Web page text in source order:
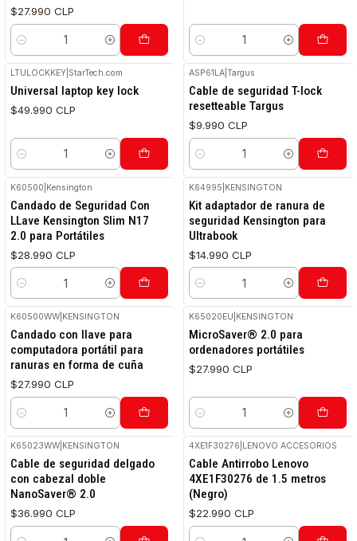
$27.990 CLP
Cantidad Cantidad
LTULOCKKEY StarTech.com
Universal laptop key lock
$49.990 CLP
Cantidad
ASP61LA |Targus
Cable de seguridad T-lock
resetteable Targus
$9.990 CLP
Cantidad
K60500 Kensington
Candado de Seguridad Con
LLave Kensington Slim N17
2.0 para Portátiles
$28.990 CLP
Cantidad
K64995 KENSINGTON
Kit adaptador de ranura de
seguridad Kensington para
Ultrabook
$14.990 CLP
Cantidad
K60500WW KENSINGTON
Candado con llave para
computadora portátil para
ranuras en forma de cuña
$27.990 CLP
Cantidad
K65020EU KENSINGTON
MicroSaver® 2.0 para
ordenadores portátiles
$27.990 CLP
Cantidad
K65023WW KENSINGTON
Cable de seguridad delgado
con cabezal doble
NanoSaver® 2.0
$36.990 CLP
4XE1F30276 LENOVO ACCESORIOS
Cable Antirrobo Lenovo
4XE1F30276 de 1.5 metros
(Negro)
$22.990 CLP